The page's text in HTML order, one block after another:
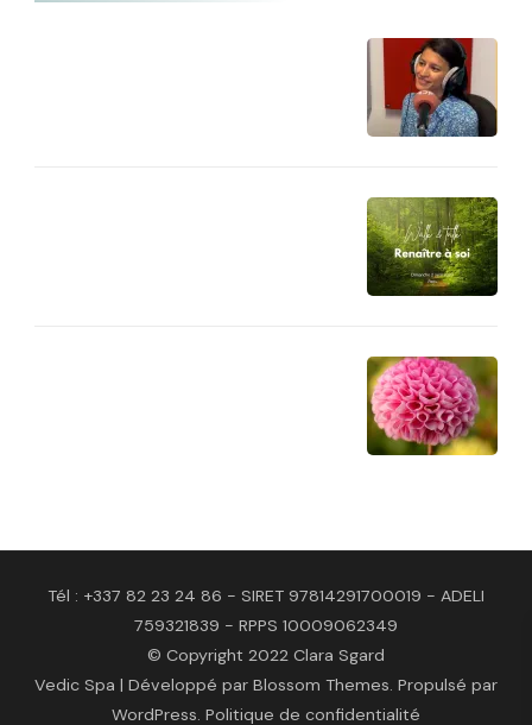
Tél : +337 82 23 24 86 - SIRET 97814291700019 - ADELI
759321839 - RPPS 10009062349
© Copyright 2022 Clara Sgard
Vedic Spa | Développé par Blossom Themes. Propulsé par
WordPress. Politique de confidentialité